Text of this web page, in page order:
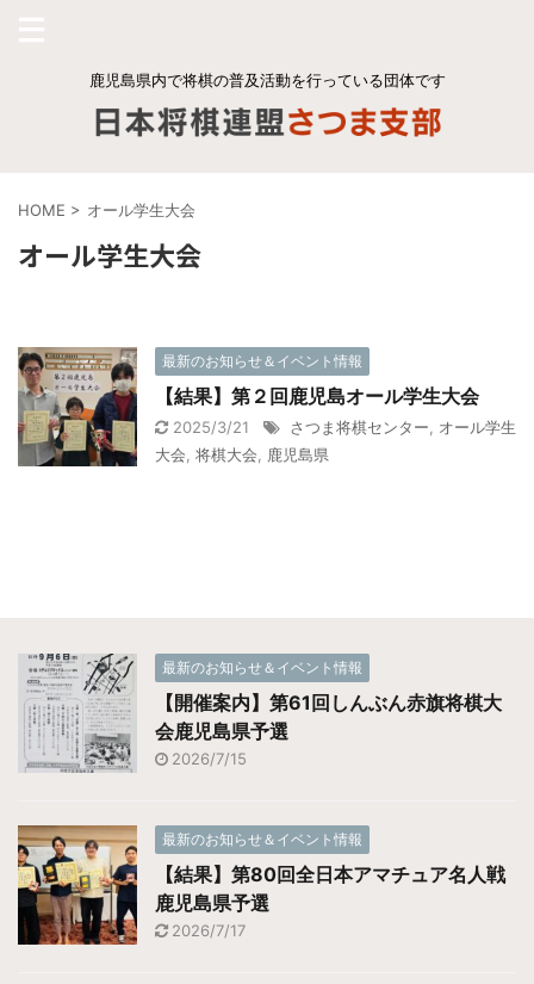
鹿児島県内で将棋の普及活動を行っている団体です
HOME > オール学生大会
オール学生大会
最新のお知らせ＆イベント情報
【結果】第２回鹿児島オール学生大会
2025/3/21 さつま将棋センター
オール学生
大会 将棋大会 鹿児島県
最新のお知らせ＆イベント情報
【開催案内】第61回しんぶん赤旗将棋大
会鹿児島県予選
2026/7/15
最新のお知らせ＆イベント情報
【結果】第80回全日本アマチュア名人戦
鹿児島県予選
2026/7/17